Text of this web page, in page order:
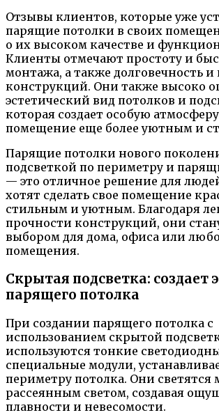
Отзывы клиентов, которые уже
парящие потолки в своих
о их высоком качестве и
Клиенты отмечают простоту и
монтажа, а также долговечность и
конструкций. Они также высоко
эстетический вид потолков и
которая создает особую
помещение еще более уютным и
Парящие потолки нового
подсветкой по периметру и
— это отличное решение для
хотят сделать свое помещение
стильным и уютным. Благодаря
прочности конструкций, они
выбором для дома, офиса или
помещения.
Скрытая подсветка: создает
парящего потолка
При создании парящего потолка с
использованием скрытой
используются тонкие
специальные модули,
периметру потолка. Они светятся
рассеянным светом, создавая
плавности и невесомости.